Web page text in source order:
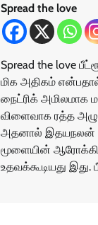
Spread the love
Spread the love
மிக அதிகம்
நைட்ரிக் அமிலமாக
விளைவாக ரத்த
அதனால் இதயநலன்
மூளையின்
உதவக்கூடியது இது.